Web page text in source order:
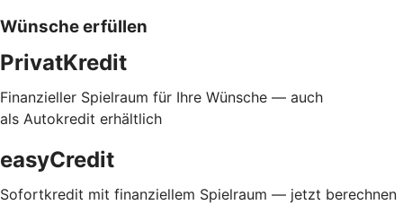
Wünsche erfüllen
PrivatKredit
Finanzieller Spielraum für Ihre Wünsche — auch
als Autokredit erhältlich
easyCredit
Sofortkredit mit finanziellem Spielraum — jetzt berechnen